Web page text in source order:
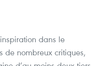
dans le
de nombreux critiques,